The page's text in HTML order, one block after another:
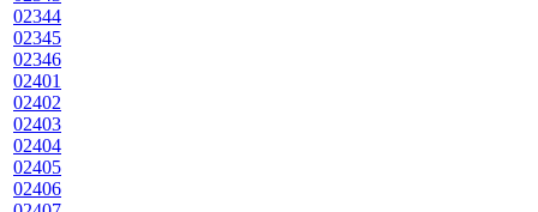
02344
02345
02346
02401
02402
02403
02404
02405
02406